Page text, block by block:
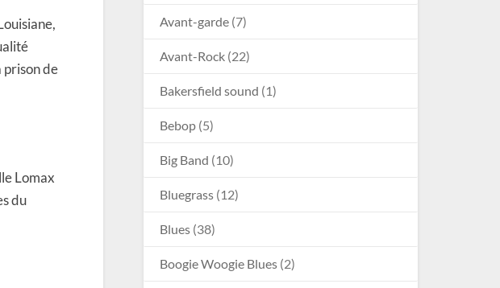
prison de
Lomax
du
Avant-garde (7)
Avant-Rock (22)
Bakersfield sound (1)
Bebop (5)
Big Band (10)
Bluegrass (12)
Blues (38)
Boogie Woogie Blues (2)